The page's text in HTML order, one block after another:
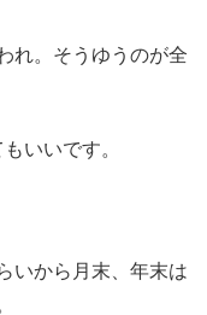
れ。そうゆうのが全
いいです。
いから月末、年末は